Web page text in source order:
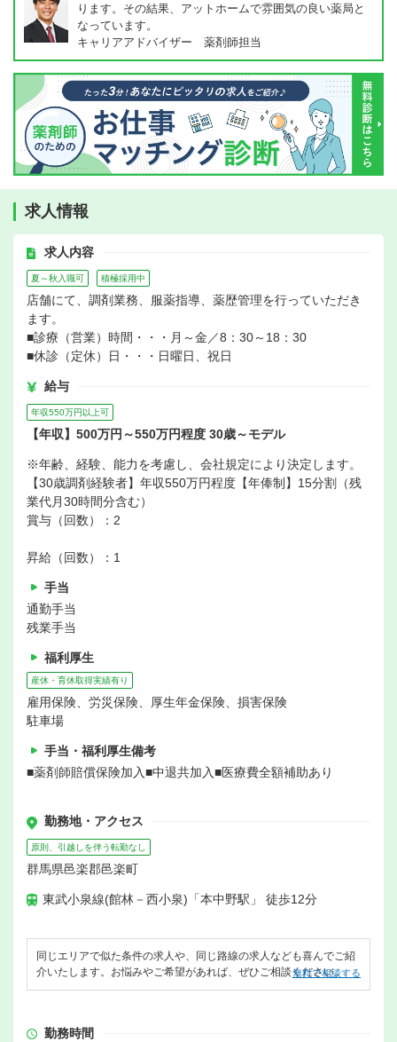
ります。その結果、アットホームで雰囲気の良い薬局と
なっています。
キャリアアドバイザー 薬剤師担当
求人情報
求人内容
夏～秋入職可 積極採用中
店舗にて、調剤業務、服薬指導、薬歴管理を行っていただき
ます。
■診療（営業）時間・・・月～金／8：30～18：30
■休診（定休）日・・・日曜日、祝日
給与
年収550万円以上可
【年収】500万円～550万円程度 30歳～モデル
※年齢、経験、能力を考慮し、会社規定により決定します。
【30歳調剤経験者】年収550万円程度【年俸制】15分割（残
業代月30時間分含む）
賞与（回数）：2
昇給（回数）：1
手当
通勤手当
残業手当
福利厚生
産休・育休取得実績有り
雇用保険、労災保険、厚生年金保険、損害保険
駐車場
手当・福利厚生備考
■薬剤師賠償保険加入■中退共加入■医療費全額補助あり
勤務地・アクセス
原則、引越しを伴う転勤なし
群馬県邑楽郡邑楽町
東武小泉線(館林－西小泉)「本中野駅」 徒歩12分
同じエリアで似た条件の求人や、同じ路線の求人なども喜んでご紹
介いたします。お悩みやご希望があれば、ぜひご相談ください。
無料で相談する
勤務時間